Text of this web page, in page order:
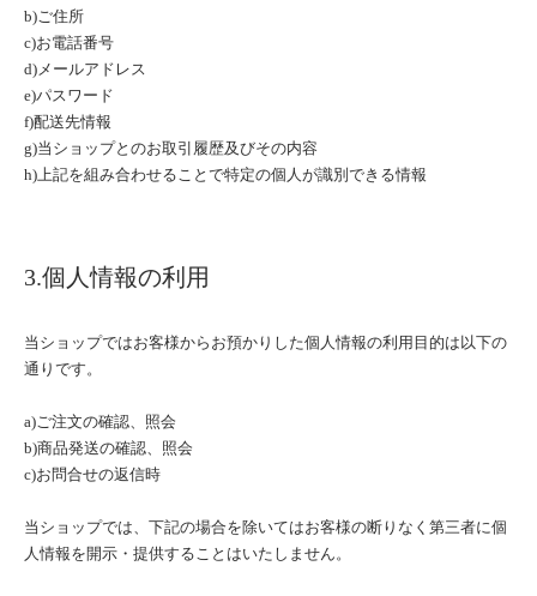
b)ご住所
c)お電話番号
d)メールアドレス
e)パスワード
f)配送先情報
g)当ショップとのお取引履歴及びその内容
h)上記を組み合わせることで特定の個人が識別できる情報
3.個人情報の利用
当ショップではお客様からお預かりした個人情報の利用目的は以下の
通りです。
a)ご注文の確認、照会
b)商品発送の確認、照会
c)お問合せの返信時
当ショップでは、下記の場合を除いてはお客様の断りなく第三者に個
人情報を開示・提供することはいたしません。